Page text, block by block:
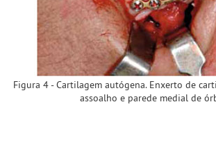
Figura 4 - Cartilagem autógena. Enxerto de
assoalho e parede medial de